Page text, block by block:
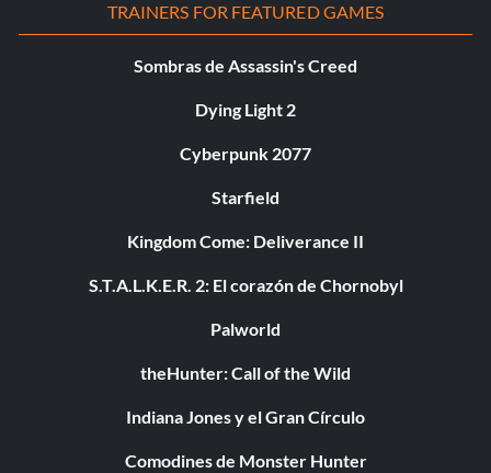
TRAINERS FOR FEATURED GAMES
Sombras de Assassin's Creed
Dying Light 2
Cyberpunk 2077
Starfield
Kingdom Come: Deliverance II
S.T.A.L.K.E.R. 2: El corazón de Chornobyl
Palworld
theHunter: Call of the Wild
Indiana Jones y el Gran Círculo
Comodines de Monster Hunter